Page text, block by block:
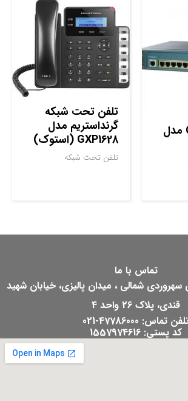
سوئیچ Cisco مدل
تلفن تحت شبکه
گرنداستریم مدل
GXP1628 (استوک)
تلفن تحت شبکه
تماس با ما
سهروردی شمالی ، میدان پالیزی، خیابان شهید
قندی، پلاک 26 واحد 4
تماس: 47786000-021
کد پستی: 1557974616